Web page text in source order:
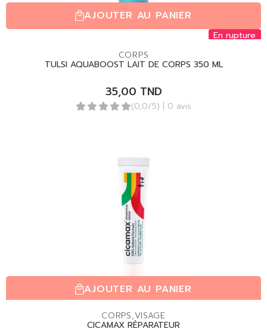
AJOUTER AU PANIER
En rupture
CORPS
TULSI AQUABOOST LAIT DE CORPS 350 ML
35,00 TND
(0,0/5) | 0 avis
AJOUTER AU PANIER
CORPS,VISAGE
CICAMAX RÉPARATEUR